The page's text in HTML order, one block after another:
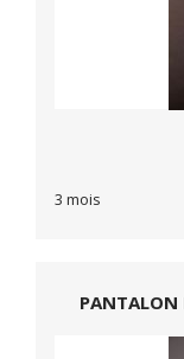
3 mois
PANTALON